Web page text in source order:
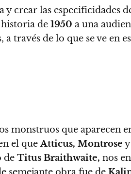
crear las especificidades
de 1950 a una
, a través de lo que se ve en
monstruos que aparecen
el queAtticus, Montrose y
de Titus Braithwaite, nos